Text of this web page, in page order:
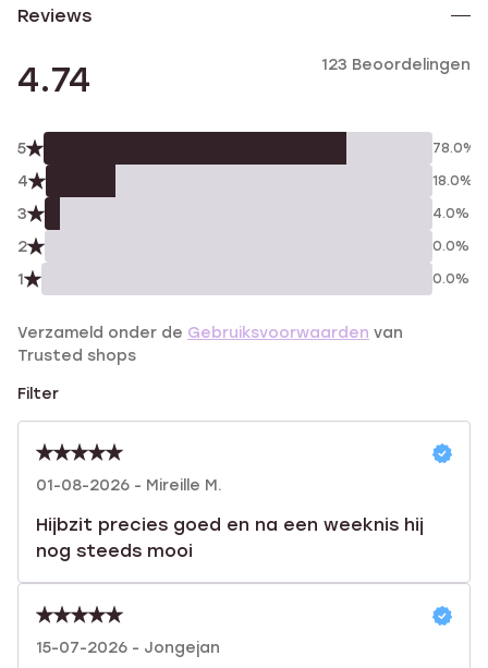
Reviews
4.74 123 Beoordelingen
5 78.0%
4 18.0%
3 4.0%
2 0.0%
1 0.0%
Verzameld onder de Gebruiksvoorwaarden van
Trusted shops
Filter
01-08-2026 - Mireille M.
Hijbzit precies goed en na een weeknis hij
nog steeds mooi
15-07-2026 - Jongejan